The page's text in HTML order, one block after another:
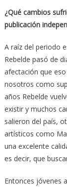
¿Qué cambios
publicación
A raíz del periodo
Rebelde pasó de
afectación que
nosotros como
años Rebelde
existir y muchos
salieron del país,
artísticos como
una excelente
es decir, que
Entonces jóvenes